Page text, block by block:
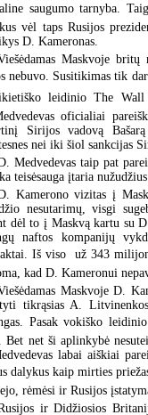
saugumo tarnyba.
vėl taps Rusijos
D. Kameronas.
Maskvoje
nebuvo. Susitikimas tik
leidinio The
oficialiai
Sirijos vadovą
nei iki šiol sankcijas
Medvedevas taip pat
teisėsauga įtaria
Kamerono vizitas į
nesutarimų, visgi
dėl to į Maskvą kartu su
naftos kompanijų
Iš viso  už 343
kad D. Kameronui
Maskvoje D.
tikrąsias A.
Pasak vokiško
Bet net ši aplinkybė
labai aiškiai
dalykus kaip mirties
rėmėsi ir Rusijos
ir Didžiosios